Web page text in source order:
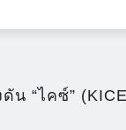
ดัน “ไคซ์”